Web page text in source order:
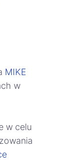
MIKE
w
w celu